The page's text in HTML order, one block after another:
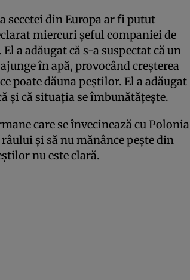
secetei din Europa ar fi putut
miercuri şeful companiei de
a adăugat că s-a suspectat că un
în apă, provocând creşterea
poate dăuna peştilor. El a adăugat
şi că situaţia se îmbunătăţeşte.
care se învecinează cu Polonia
şi să nu mănânce peşte din
nu este clară.